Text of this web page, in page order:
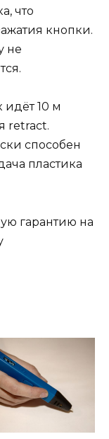
что
кнопки.
не
идёт 10 м
retract.
способен
пластика
гарантию на